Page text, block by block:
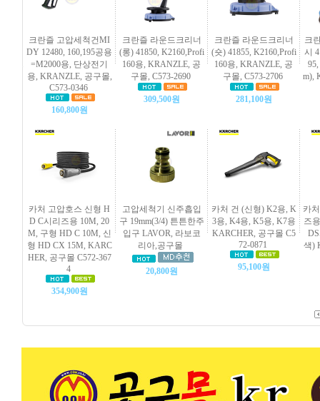
크란즐 고압세척건MI
DY 12480, 160,195공용
=M2000용, 단상전기
용, KRANZLE, 공구몰,
C573-0346
160,800원
크란즐 라운드크리너
(롱) 41850, K2160,Profi
160용, KRANZLE, 공
구몰, C573-2690
309,500원
크란즐 라운드크리너
(숏) 41855, K2160,Profi
160용, KRANZLE, 공
구몰, C573-2706
281,100원
크
시
m),
카처 고압호스 신형 H
D C시리즈용 10M, 20
M, 구형 HD C 10M, 신
형 HD CX 15M, KARC
HER, 공구몰 C572-367
4
354,900원
고압세척기 신주흡입
구 19mm(3/4) 튼튼한주
입구 LAVOR, 라보코
리아,공구몰
20,800원
카처 건 (신형) K2용, K
3용, K4용, K5용, K7용
KARCHER, 공구몰 C5
72-0871
95,100원
카
즈
색)